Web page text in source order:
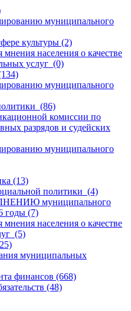
муниципального
культуры (2)
мнения населения о качестве
услуг (0)
муниципального
(86)
комиссии по
разрядов и судейских
муниципального
(13)
политики (4)
муниципального
годы (7)
мнения населения о качестве
(5)
муниципальных
финансов (668)
(48)